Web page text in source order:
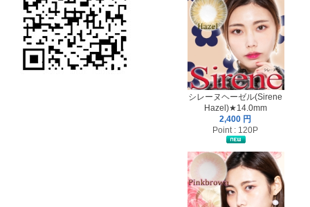
シレーヌヘーゼル(Sirene
Hazel)★14.0mm
2,400 円
Point : 120P